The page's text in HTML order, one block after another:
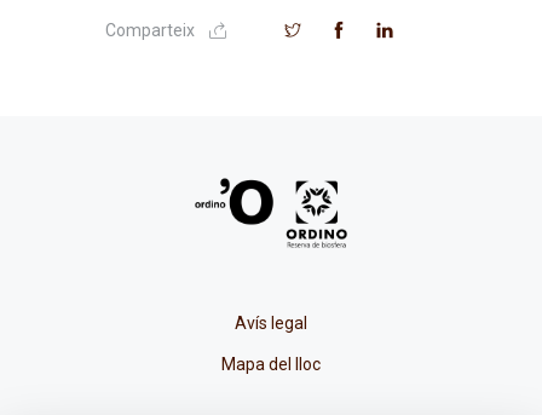
Comparteix
Avís legal
Mapa del lloc